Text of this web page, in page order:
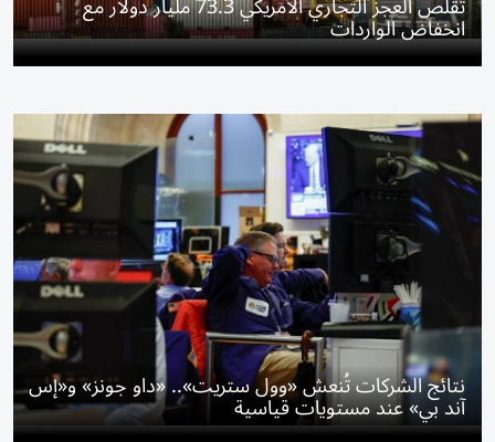
انخفاض الواردات
نتائج الشركات تُنعش «وول ستريت».. «داو جونز» و«إس
آند بي» عند مستويات قياسية